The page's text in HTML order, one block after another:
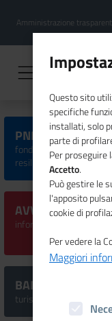
contenuto
Menu
Amministrazione
PNRR, SISTEMA
fondi, iniziative ed
resilienza
AVVISI
informazioni per PMI,
BANDI SISMA B2
turismo cultura sport e
Questo sito
specifiche
installati, solo
parte di
Per proseguire
Accetto.
Può gestire le
l'apposito
cookie di
Per vedere la
Maggiori